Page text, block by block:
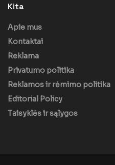
Kita
Apie mus
Kontaktai
Reklama
Privatumo politika
Reklamos ir rėmimo politika
Editorial Policy
Taisyklės ir sąlygos